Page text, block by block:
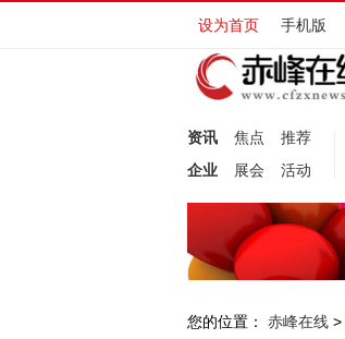
设为首页 手机版
资讯 焦点
推荐
企业
展会 活动
您的位置： 赤峰在线 >